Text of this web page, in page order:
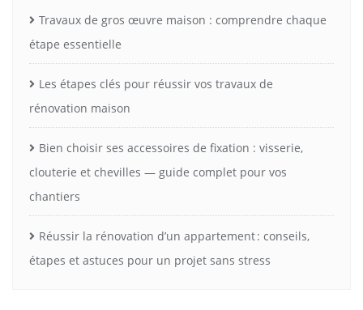
Travaux de gros œuvre maison : comprendre chaque
étape essentielle
Les étapes clés pour réussir vos travaux de
rénovation maison
Bien choisir ses accessoires de fixation : visserie,
clouterie et chevilles — guide complet pour vos
chantiers
Réussir la rénovation d’un appartement : conseils,
étapes et astuces pour un projet sans stress